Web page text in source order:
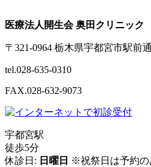
医療法人開生会 奥田クリニック
〒321-0964 栃木県宇都宮市駅前
tel.028-635-0310
FAX.028-632-9073
宇都宮駅
徒歩5分
休診日: 日曜日 ※祝祭日は予約の